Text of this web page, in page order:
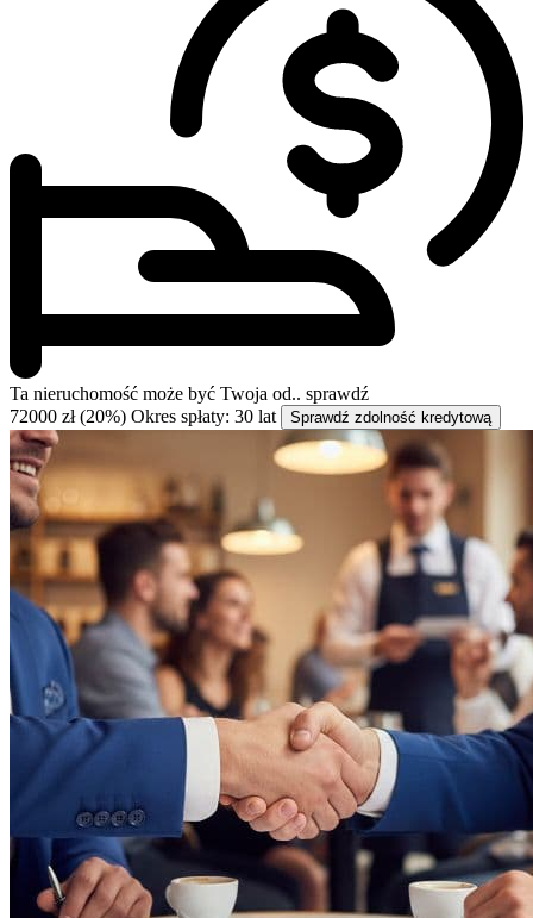
Ta nieruchomość może być Twoja od.. sprawdź
72000 zł (20%) Okres spłaty: 30 lat Sprawdź zdolność kredytową